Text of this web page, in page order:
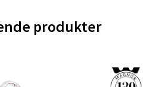
produkter
Senter Sartor
Straume